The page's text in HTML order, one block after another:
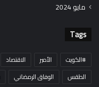
مايو 2024
Tags
#الكويت الأمير الاقتصاد
الطقس
الوفاق الرمضاني